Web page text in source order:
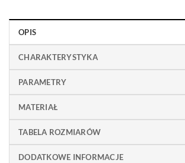
OPIS
CHARAKTERYSTYKA
PARAMETRY
MATERIAŁ
TABELA ROZMIARÓW
DODATKOWE INFORMACJE